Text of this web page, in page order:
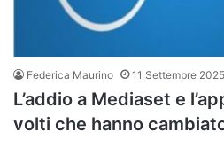
Federica Maurino 11 Settembre 2025
L’addio a Mediaset e
volti che hanno